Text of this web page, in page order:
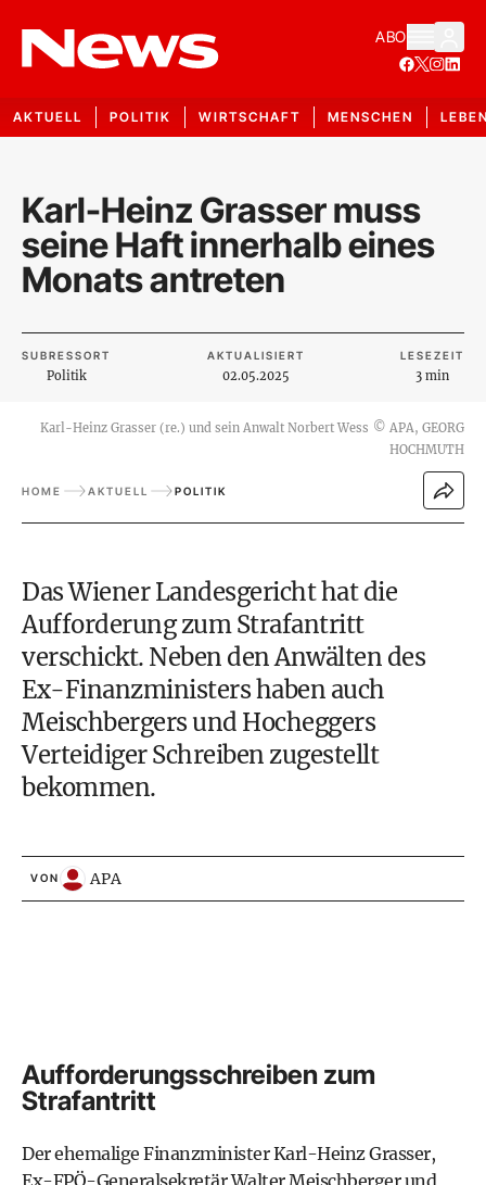
ABO
AKTUELL POLITIK WIRTSCHAFT MENSCHEN
Karl-Heinz Grasser muss
seine Haft innerhalb eines
Monats antreten
SUBRESSORT
Politik
AKTUALISIERT
02.05.2025
LESEZEIT
3 min
Karl-Heinz Grasser (re.) und sein Anwalt Norbert Wess © APA, GEORG
HOCHMUTH
HOME AKTUELL POLITIK
Das Wiener Landesgericht hat die
Aufforderung zum Strafantritt
verschickt. Neben den Anwälten des
Ex-Finanzministers haben auch
Meischbergers und Hocheggers
Verteidiger Schreiben zugestellt
bekommen.
VON APA
Aufforderungsschreiben zum
Strafantritt
Der ehemalige Finanzminister Karl-Heinz Grasser,
Ex-FPÖ-Generalsekretär Walter Meischberger und